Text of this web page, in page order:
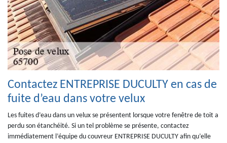
Contactez ENTREPRISE DUCULTY en cas de
fuite d’eau dans votre velux
Les fuites d’eau dans un velux se présentent lorsque votre fenêtre de toit a
perdu son étanchéité. Si un tel problème se présente, contactez
immédiatement l’équipe du couvreur ENTREPRISE DUCULTY afin qu’elle